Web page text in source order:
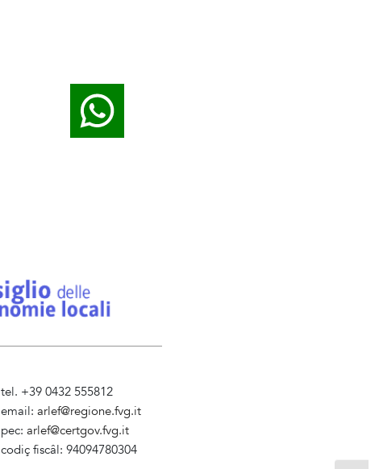
tel. +39 0432 555812
email:arlef@regione.fvg.it
pec:arlef@certgov.fvg.it
codiç fiscâl: 94094780304